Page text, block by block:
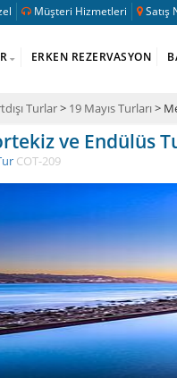
Müşteri Hizmetleri Satış
ERKEN REZERVASYON
Turlar> 19 Mayıs Turları>
ve Endülüs
COT-209